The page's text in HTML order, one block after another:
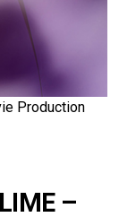
Production
–